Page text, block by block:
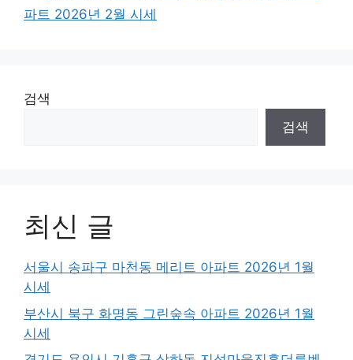
파트 2026년 2월 시세
검색
검색
최신 글
서울시 송파구 마천동 메리트 아파트 2026년 1월
시세
부산시 북구 화명동 그린숲속 아파트 2026년 1월
시세